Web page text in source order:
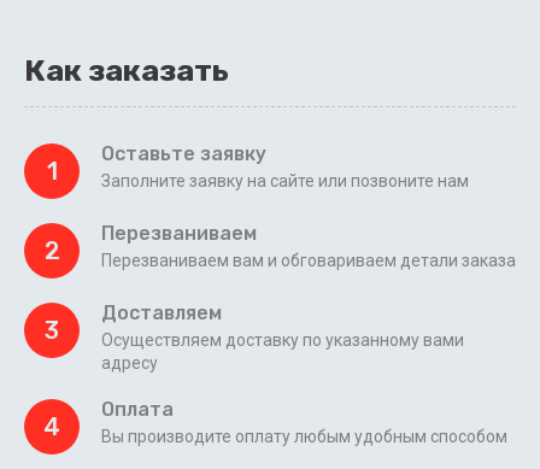
Как заказать
1
Оставьте заявку
Заполните заявку на сайте или позвоните нам
2
Перезваниваем
Перезваниваем вам и обговариваем детали заказа
3
Доставляем
Осуществляем доставку по указанному вами
адресу
4
Оплата
Вы производите оплату любым удобным способом